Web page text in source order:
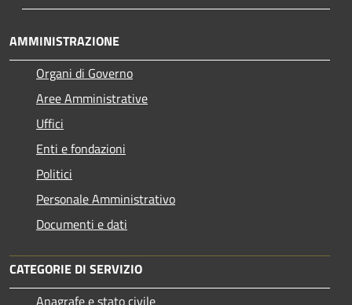
AMMINISTRAZIONE
Organi di Governo
Aree Amministrative
Uffici
Enti e fondazioni
Politici
Personale Amministrativo
Documenti e dati
CATEGORIE DI SERVIZIO
Anagrafe e stato civile